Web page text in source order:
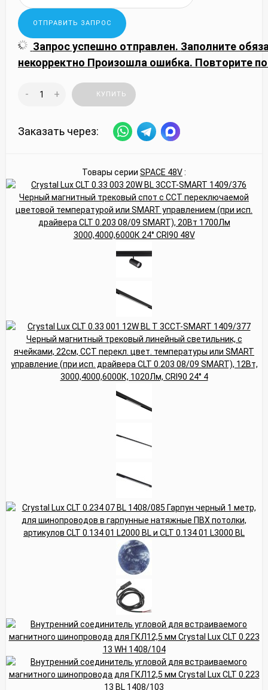
Запрос успешно отправлен. Заполните
некорректно Произошла ошибка. Повторите
- + КУПИТЬ
Заказать через:
Товары серии SPACE 48V: